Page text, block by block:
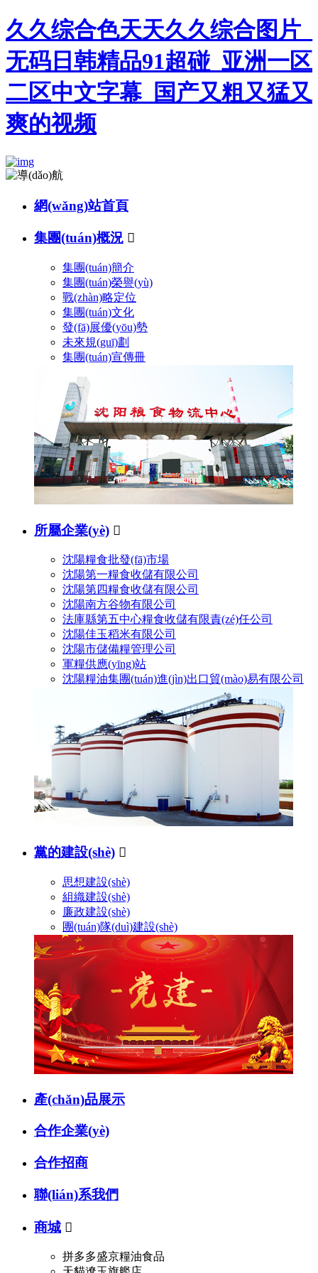
久久综合色天天久久综合图片_
无码日韩精品91超碰_亚洲一区
二区中文字幕_国产又粗又猛又
爽的视频
網(wǎng)站首頁
集團(tuán)概況 
集團(tuán)簡介
集團(tuán)榮譽(yù)
戰(zhàn)略定位
集團(tuán)文化
發(fā)展優(yōu)勢
未來規(guī)劃
集團(tuán)宣傳冊
所屬企業(yè) 
沈陽糧食批發(fā)市場
沈陽第一糧食收儲有限公司
沈陽第四糧食收儲有限公司
沈陽南方谷物有限公司
法庫縣第五中心糧食收儲有限責(zé)任公司
沈陽佳玉稻米有限公司
沈陽市儲備糧管理公司
軍糧供應(yīng)站
沈陽糧油集團(tuán)進(jìn)出口貿(mào)易有限公司
黨的建設(shè) 
思想建設(shè)
組織建設(shè)
廉政建設(shè)
團(tuán)隊(duì)建設(shè)
產(chǎn)品展示
合作企業(yè)
合作招商
聯(lián)系我們
商城 
拼多多盛京糧油食品